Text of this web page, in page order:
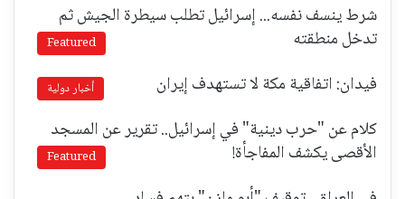
شرط ينسف نفسه... إسرائيل تطلب سيطرة الجيش ثم
تدخل منطقته
Featured
فيدان: اتفاقية مكة لا تستهدف إيران أخبار دولية
كلام عن "حرب دينية" في إسرائيل.. تقرير عن المسجد
الأقصى يكشف المفاجأة!
Featured